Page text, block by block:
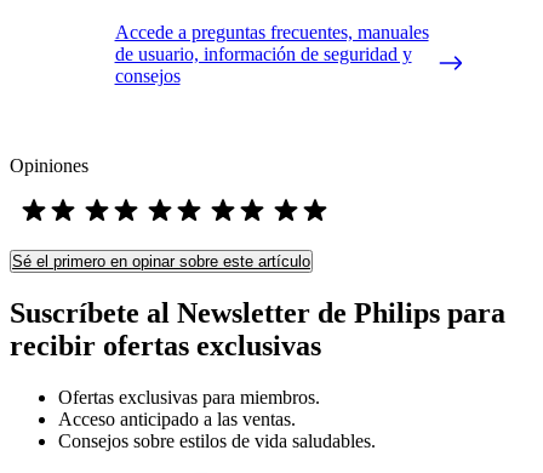
Accede a preguntas frecuentes, manuales
de usuario, información de seguridad y
consejos
Opiniones
Sé el primero en opinar sobre este artículo
Suscríbete al Newsletter de Philips para
recibir ofertas exclusivas
Ofertas exclusivas para miembros.
Acceso anticipado a las ventas.
Consejos sobre estilos de vida saludables.